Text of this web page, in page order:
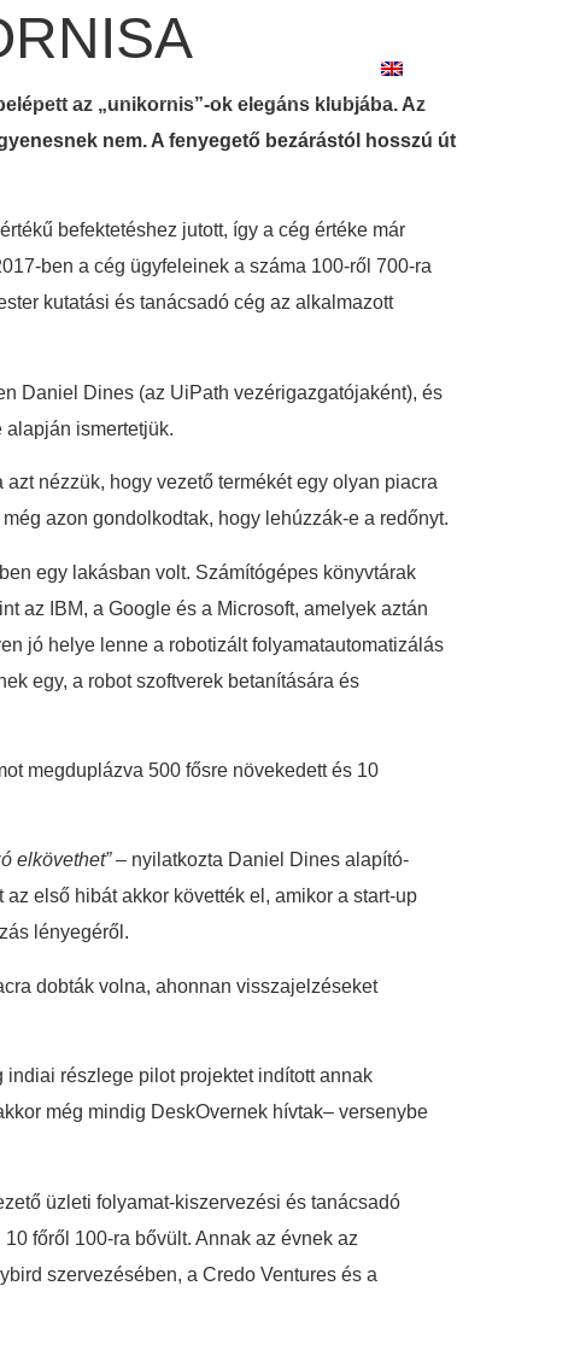
az „unikornis”-ok elegáns klubjába. Az
nem. A fenyegető bezárástól hosszú út
befektetéshez jutott, így a cég értéke már
ben a cég ügyfeleinek a száma 100-ről 700-ra
kutatási és tanácsadó cég az alkalmazott
Daniel Dines (az UiPath vezérigazgatójaként), és
alapján ismertetjük.
nézzük, hogy vezető termékét egy olyan piacra
azon gondolkodtak, hogy lehúzzák-e a redőnyt.
egy lakásban volt. Számítógépes könyvtárak
az IBM, a Google és a Microsoft, amelyek aztán
jó helye lenne a robotizált folyamatautomatizálás
egy, a robot szoftverek betanítására és
megduplázva 500 fősre növekedett és 10
elkövethet”– nyilatkozta Daniel Dines alapító-
első hibát akkor követték el, amikor a start-up
lényegéről.
dobták volna, ahonnan visszajelzéseket
részlege pilot projektet indított annak
még mindig DeskOvernek hívtak– versenybe
üzleti folyamat-kiszervezési és tanácsadó
főről 100-ra bővült. Annak az évnek az
szervezésében, a Credo Ventures és a